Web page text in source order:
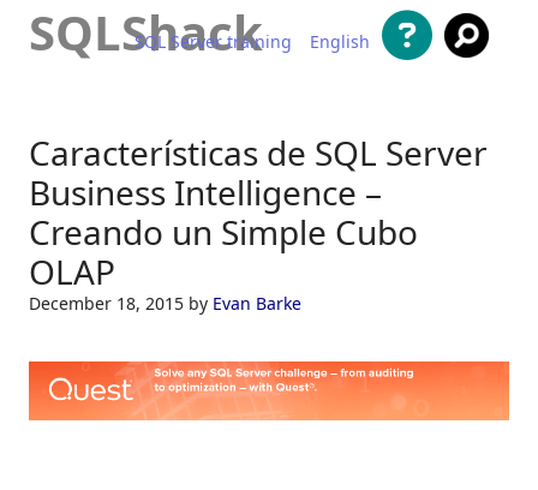
SQLShack
SQL Server training English
Características de SQL Server
Business Intelligence –
Creando un Simple Cubo
OLAP
December 18, 2015 by Evan Barke